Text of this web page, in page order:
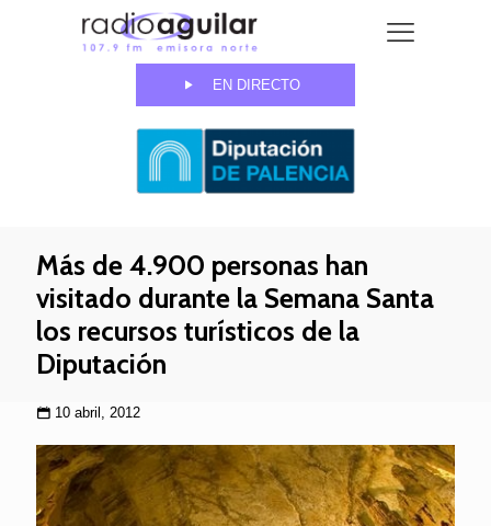
EN DIRECTO
Más de 4.900 personas han
visitado durante la Semana Santa
los recursos turísticos de la
Diputación
10 abril, 2012